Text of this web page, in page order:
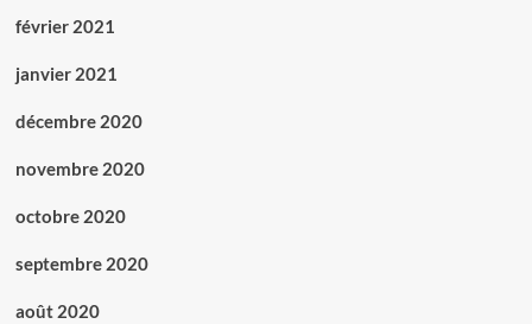
février 2021
janvier 2021
décembre 2020
novembre 2020
octobre 2020
septembre 2020
août 2020